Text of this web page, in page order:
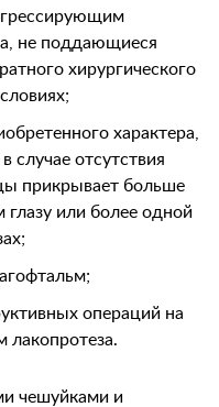
не поддающиеся
хирургического
характера,
случае отсутствия
прикрывает больше
или более одной
операций на
лакопротеза.
чешуйками и